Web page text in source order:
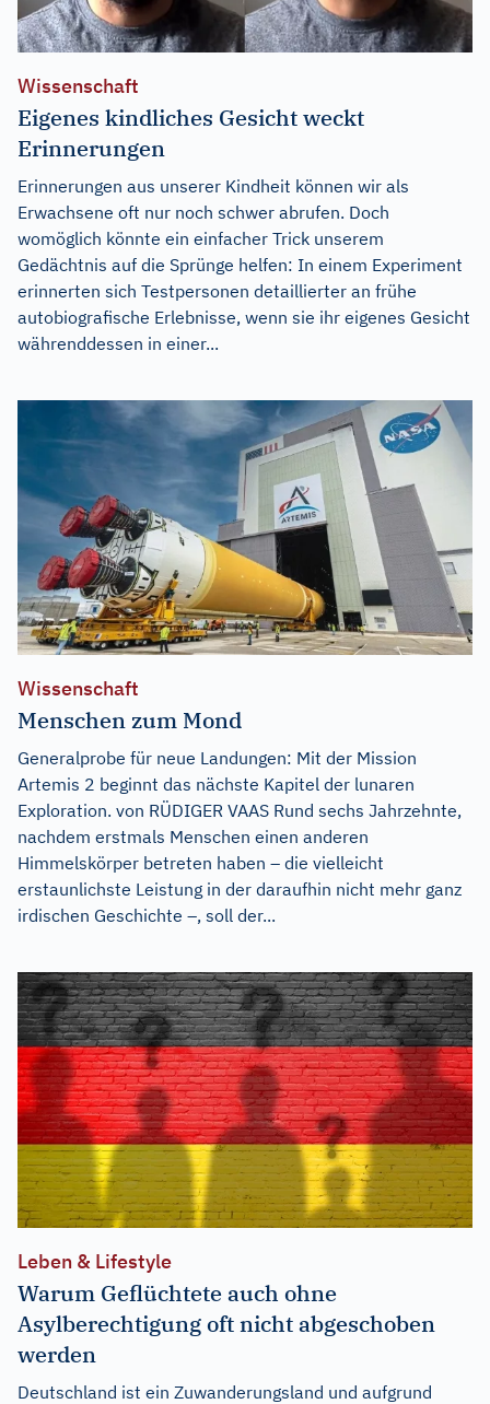
Wissenschaft
Eigenes kindliches Gesicht weckt
Erinnerungen
Erinnerungen aus unserer Kindheit können wir als
Erwachsene oft nur noch schwer abrufen. Doch
womöglich könnte ein einfacher Trick unserem
Gedächtnis auf die Sprünge helfen: In einem Experiment
erinnerten sich Testpersonen detaillierter an frühe
autobiografische Erlebnisse, wenn sie ihr eigenes Gesicht
währenddessen in einer...
Wissenschaft
Menschen zum Mond
Generalprobe für neue Landungen: Mit der Mission
Artemis 2 beginnt das nächste Kapitel der lunaren
Exploration. von RÜDIGER VAAS Rund sechs Jahrzehnte,
nachdem erstmals Menschen einen anderen
Himmelskörper betreten haben – die vielleicht
erstaunlichste Leistung in der daraufhin nicht mehr ganz
irdischen Geschichte –, soll der...
Leben & Lifestyle
Warum Geflüchtete auch ohne
Asylberechtigung oft nicht abgeschoben
werden
Deutschland ist ein Zuwanderungsland und aufgrund